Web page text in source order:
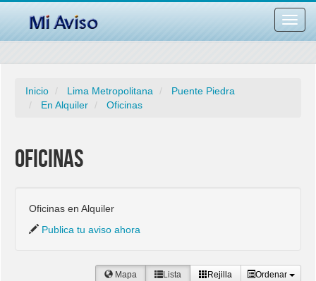
barra
Inicio Lima Metropolitana
Puente Piedra
En Alquiler
Oficinas
Oficinas
Oficinas en Alquiler
Publica tu aviso ahora
Mapa Lista Rejilla Ordenar